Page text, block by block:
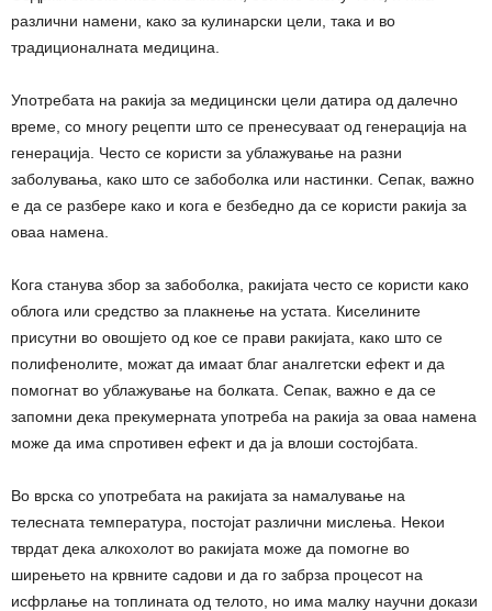
различни намени, како за кулинарски цели, така и во
традиционалната медицина.
Употребата на ракија за медицински цели датира од далечно
време, со многу рецепти што се пренесуваат од генерација на
генерација. Често се користи за ублажување на разни
заболувања, како што се забоболка или настинки. Сепак, важно
е да се разбере како и кога е безбедно да се користи ракија за
оваа намена.
Кога станува збор за забоболка, ракијата често се користи како
облога или средство за плакнење на устата. Киселините
присутни во овошјето од кое се прави ракијата, како што се
полифенолите, можат да имаат благ аналгетски ефект и да
помогнат во ублажување на болката. Сепак, важно е да се
запомни дека прекумерната употреба на ракија за оваа намена
може да има спротивен ефект и да ја влоши состојбата.
Во врска со употребата на ракијата за намалување на
телесната температура, постојат различни мислења. Некои
тврдат дека алкохолот во ракијата може да помогне во
ширењето на крвните садови и да го забрза процесот на
исфрлање на топлината од телото, но има малку научни докази